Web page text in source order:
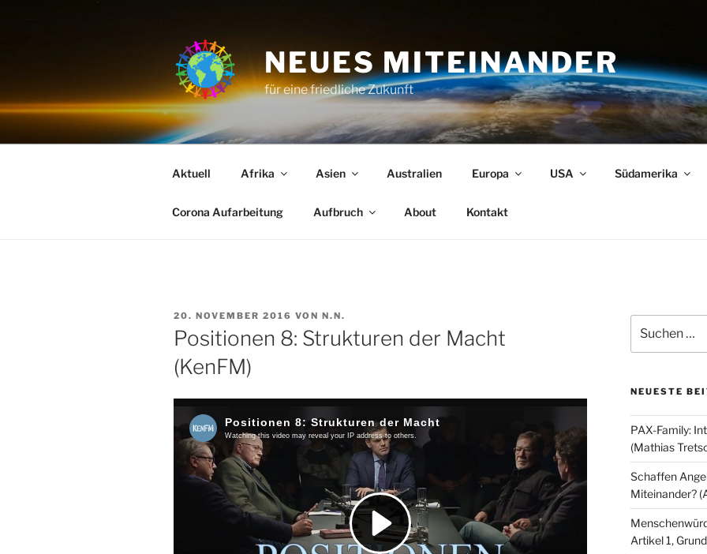
NEUES MITEINANDER
für eine friedliche Zukunft
Aktuell Afrika Asien Australien Europa USA Südamerika
Corona Aufarbeitung Aufbruch About Kontakt
VERÖFFENTLICHT
AM
20. NOVEMBER 2016 VON N.N.
Positionen 8: Strukturen der Macht
(KenFM)
nach:
NEUESTE
PAX-Family:
(Mathias
Schaffen
Miteinander?
Artikel 1,